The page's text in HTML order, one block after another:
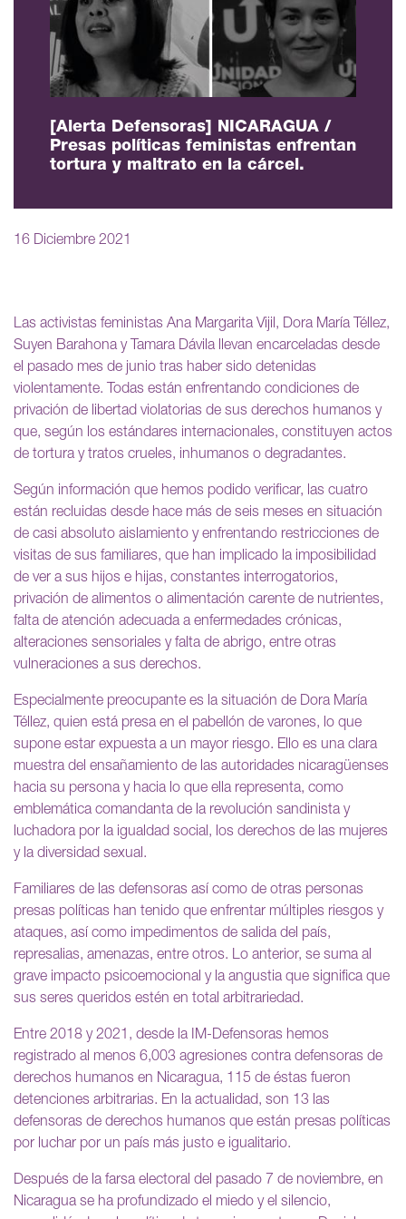
[Alerta Defensoras] NICARAGUA /
Presas políticas feministas enfrentan
tortura y maltrato en la cárcel.
16 Diciembre 2021
Las activistas feministas Ana Margarita Vijil, Dora María Téllez,
Suyen Barahona y Tamara Dávila llevan encarceladas desde
el pasado mes de junio tras haber sido detenidas
violentamente. Todas están enfrentando condiciones de
privación de libertad violatorias de sus derechos humanos y
que, según los estándares internacionales, constituyen actos
de tortura y tratos crueles, inhumanos o degradantes.
Según información que hemos podido verificar, las cuatro
están recluidas desde hace más de seis meses en situación
de casi absoluto aislamiento y enfrentando restricciones de
visitas de sus familiares, que han implicado la imposibilidad
de ver a sus hijos e hijas, constantes interrogatorios,
privación de alimentos o alimentación carente de nutrientes,
falta de atención adecuada a enfermedades crónicas,
alteraciones sensoriales y falta de abrigo, entre otras
vulneraciones a sus derechos.
Especialmente preocupante es la situación de Dora María
Téllez, quien está presa en el pabellón de varones, lo que
supone estar expuesta a un mayor riesgo. Ello es una clara
muestra del ensañamiento de las autoridades nicaragüenses
hacia su persona y hacia lo que ella representa, como
emblemática comandanta de la revolución sandinista y
luchadora por la igualdad social, los derechos de las mujeres
y la diversidad sexual.
Familiares de las defensoras así como de otras personas
presas políticas han tenido que enfrentar múltiples riesgos y
ataques, así como impedimentos de salida del país,
represalias, amenazas, entre otros. Lo anterior, se suma al
grave impacto psicoemocional y la angustia que significa que
sus seres queridos estén en total arbitrariedad.
Entre 2018 y 2021, desde la IM-Defensoras hemos
registrado al menos 6,003 agresiones contra defensoras de
derechos humanos en Nicaragua, 115 de éstas fueron
detenciones arbitrarias. En la actualidad, son 13 las
defensoras de derechos humanos que están presas políticas
por luchar por un país más justo e igualitario.
Después de la farsa electoral del pasado 7 de noviembre, en
Nicaragua se ha profundizado el miedo y el silencio,